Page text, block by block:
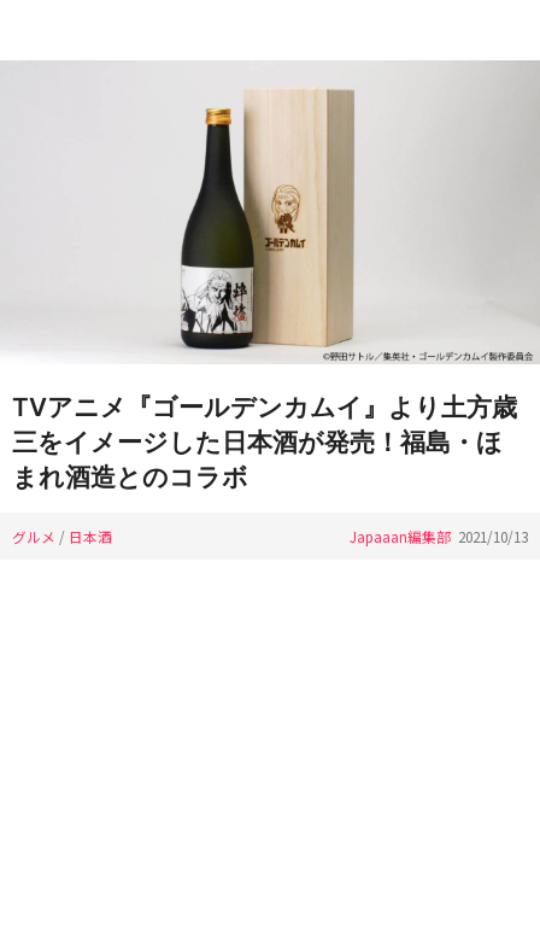
TVアニメ『ゴールデンカムイ』より土方歳
三をイメージした日本酒が発売！福島・ほ
まれ酒造とのコラボ
グルメ / 日本酒 Japaaan編集部 2021/10/13